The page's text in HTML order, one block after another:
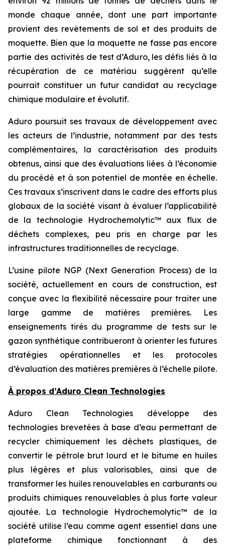
monde chaque année, dont une part importante
provient des revêtements de sol et des produits de
moquette. Bien que la moquette ne fasse pas encore
partie des activités de test d’Aduro, les défis liés à la
récupération de ce matériau suggèrent qu’elle
pourrait constituer un futur candidat au recyclage
chimique modulaire et évolutif.
Aduro poursuit ses travaux de développement avec
les acteurs de l’industrie, notamment par des tests
complémentaires, la caractérisation des produits
obtenus, ainsi que des évaluations liées à l’économie
du procédé et à son potentiel de montée en échelle.
Ces travaux s’inscrivent dans le cadre des efforts plus
globaux de la société visant à évaluer l’applicabilité
de la technologie Hydrochemolytic™ aux flux de
déchets complexes, peu pris en charge par les
infrastructures traditionnelles de recyclage.
L’usine pilote NGP (Next Generation Process) de la
société, actuellement en cours de construction, est
conçue avec la flexibilité nécessaire pour traiter une
large gamme de matières premières. Les
enseignements tirés du programme de tests sur le
gazon synthétique contribueront à orienter les futures
stratégies opérationnelles et les protocoles
d’évaluation des matières premières à l’échelle pilote.
À propos d’Aduro Clean Technologies
Aduro Clean Technologies développe des
technologies brevetées à base d’eau permettant de
recycler chimiquement les déchets plastiques, de
convertir le pétrole brut lourd et le bitume en huiles
plus légères et plus valorisables, ainsi que de
transformer les huiles renouvelables en carburants ou
produits chimiques renouvelables à plus forte valeur
ajoutée. La technologie Hydrochemolytic™ de la
société utilise l’eau comme agent essentiel dans une
plateforme chimique fonctionnant à des